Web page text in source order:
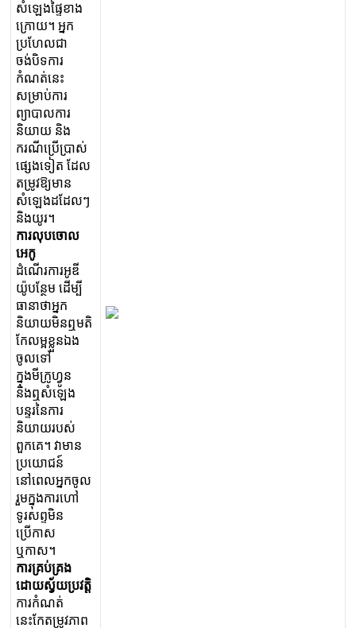
សឡងផខង
កយ។ អក
បហលជ
ចងបទករ
កណតន
សមបករ
ពបលករ
នយយ នង
ករណបបស
ផងទ ត ដល
តមវឱមន
សឡងដដលៗ
នងយរ។
ករលបចល
អក
ដណរករអឌ
យបនម ដម
ធនថអក
នយយមនឮមត
កលមខនឯង
ចលទ
កងមកហន
នងឮសឡង
បនរនករ
នយយរបស
ពកគ។ វមន
បយជន
នពលអកចល
រមកងករហ
ទរសពមន
បកស
ឬកស។
ករគបគង
ដយសយបវត
ករកណត
នកតមវភព